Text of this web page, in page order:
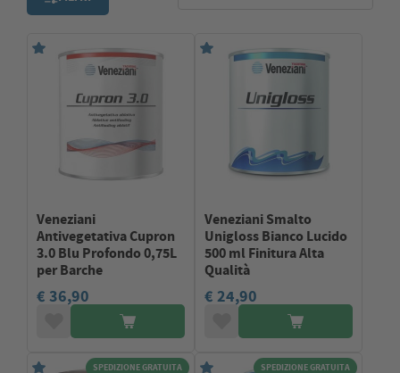
Veneziani
Antivegetativa Cupron
3.0 Blu Profondo 0,75L
per Barche
€ 36,90
Veneziani Smalto
Unigloss Bianco Lucido
500 ml Finitura Alta
Qualità
€ 24,90
SPEDIZIONE GRATUITA SPEDIZIONE GRATUITA